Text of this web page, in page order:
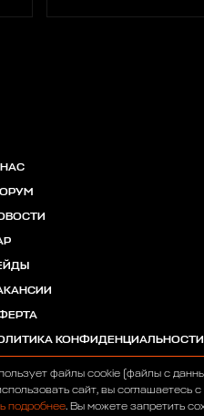
КОНФИДЕНЦИАЛЬНОСТИ
файлы cookie (файлы с
сайт, вы соглашаетесь
подробнее. Вы можете запретить